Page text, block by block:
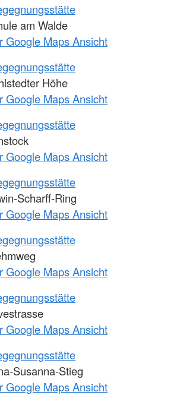
am Walde
Google Maps Ansicht
Höhe
Google Maps Ansicht
Google Maps Ansicht
Scharff-Ring
Google Maps Ansicht
Google Maps Ansicht
Google Maps Ansicht
Susanna-Stieg
Google Maps Ansicht